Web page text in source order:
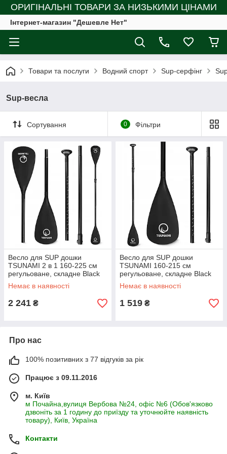
ОРИГІНАЛЬНІ ТОВАРИ ЗА НИЗЬКИМИ ЦІНАМИ
Інтернет-магазин "Дешевле Нет"
Товари та послуги Водний спорт Sup-серфінг
Sup-весла
Сортування 0 Фільтри
Весло для SUP дошки
TSUNAMI 2 в 1 160-225 см
регульоване, складне Black
(P-5907739316431)
Немає в наявності
2 241 ₴
Весло для SUP дошки
TSUNAMI 160-215 см
регульоване, складне Black
(P-5907739316462)
Немає в наявності
1 519 ₴
Про нас
100% позитивних з 77 відгуків за рік
Працює з 09.11.2016
м. Київ
м Почайна,вулиця Вербова №24, офіс №6 (Обов'язково
дзвоніть за 1 годину до приїзду та уточнюйте наявність
товару), Київ, Україна
Контакти